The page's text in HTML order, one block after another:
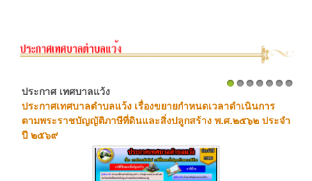
ประกาศ เทศบาลแว้ง
ประกาศเทศบาลตำบลแว้ง เรื่องขยายกำหนดเวลาดำเนินการ
ตามพระราชบัญญัติภาษีที่ดินและสิ่งปลูกสร้าง พ.ศ.๒๕๖๒ ประจำ
ปี ๒๕๖๙